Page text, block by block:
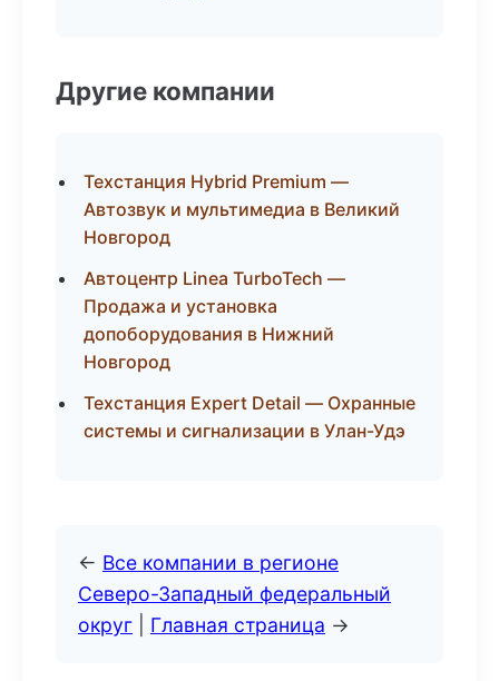
Другие компании
Техстанция Hybrid Premium —
Автозвук и мультимедиа в Великий
Новгород
Автоцентр Linea TurboTech —
Продажа и установка
допоборудования в Нижний
Новгород
Техстанция Expert Detail — Охранные
системы и сигнализации в Улан-Удэ
← Все компании в регионе
Северо-Западный федеральный
округ
Главная страница →